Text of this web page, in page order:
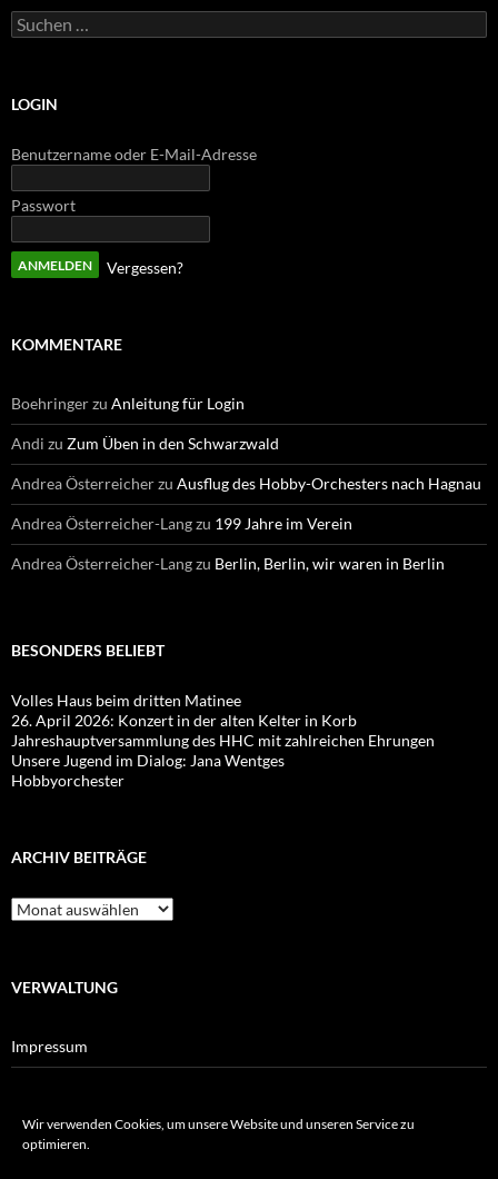
Wir verwenden Cookies, um unsere Website und unseren Service zu
optimieren.
Suchen
nach:
LOGIN
Benutzername oder E-Mail-Adresse
Passwort
Vergessen?
KOMMENTARE
Boehringerzu Anleitung für Login
Andi zu Zum Üben in den Schwarzwald
Andrea Österreicherzu Ausflug des Hobby-Orchesters nach Hagnau
Andrea Österreicher-Langzu 199 Jahre im Verein
Andrea Österreicher-Langzu Berlin, Berlin, wir waren in Berlin
BESONDERS BELIEBT
Volles Haus beim dritten Matinee
26. April 2026: Konzert in der alten Kelter in Korb
Jahreshauptversammlung des HHC mit zahlreichen Ehrungen
Unsere Jugend im Dialog: Jana Wentges
Hobbyorchester
ARCHIV BEITRÄGE
Archiv
Beiträge
VERWALTUNG
Impressum
Cookie-Richtlinie